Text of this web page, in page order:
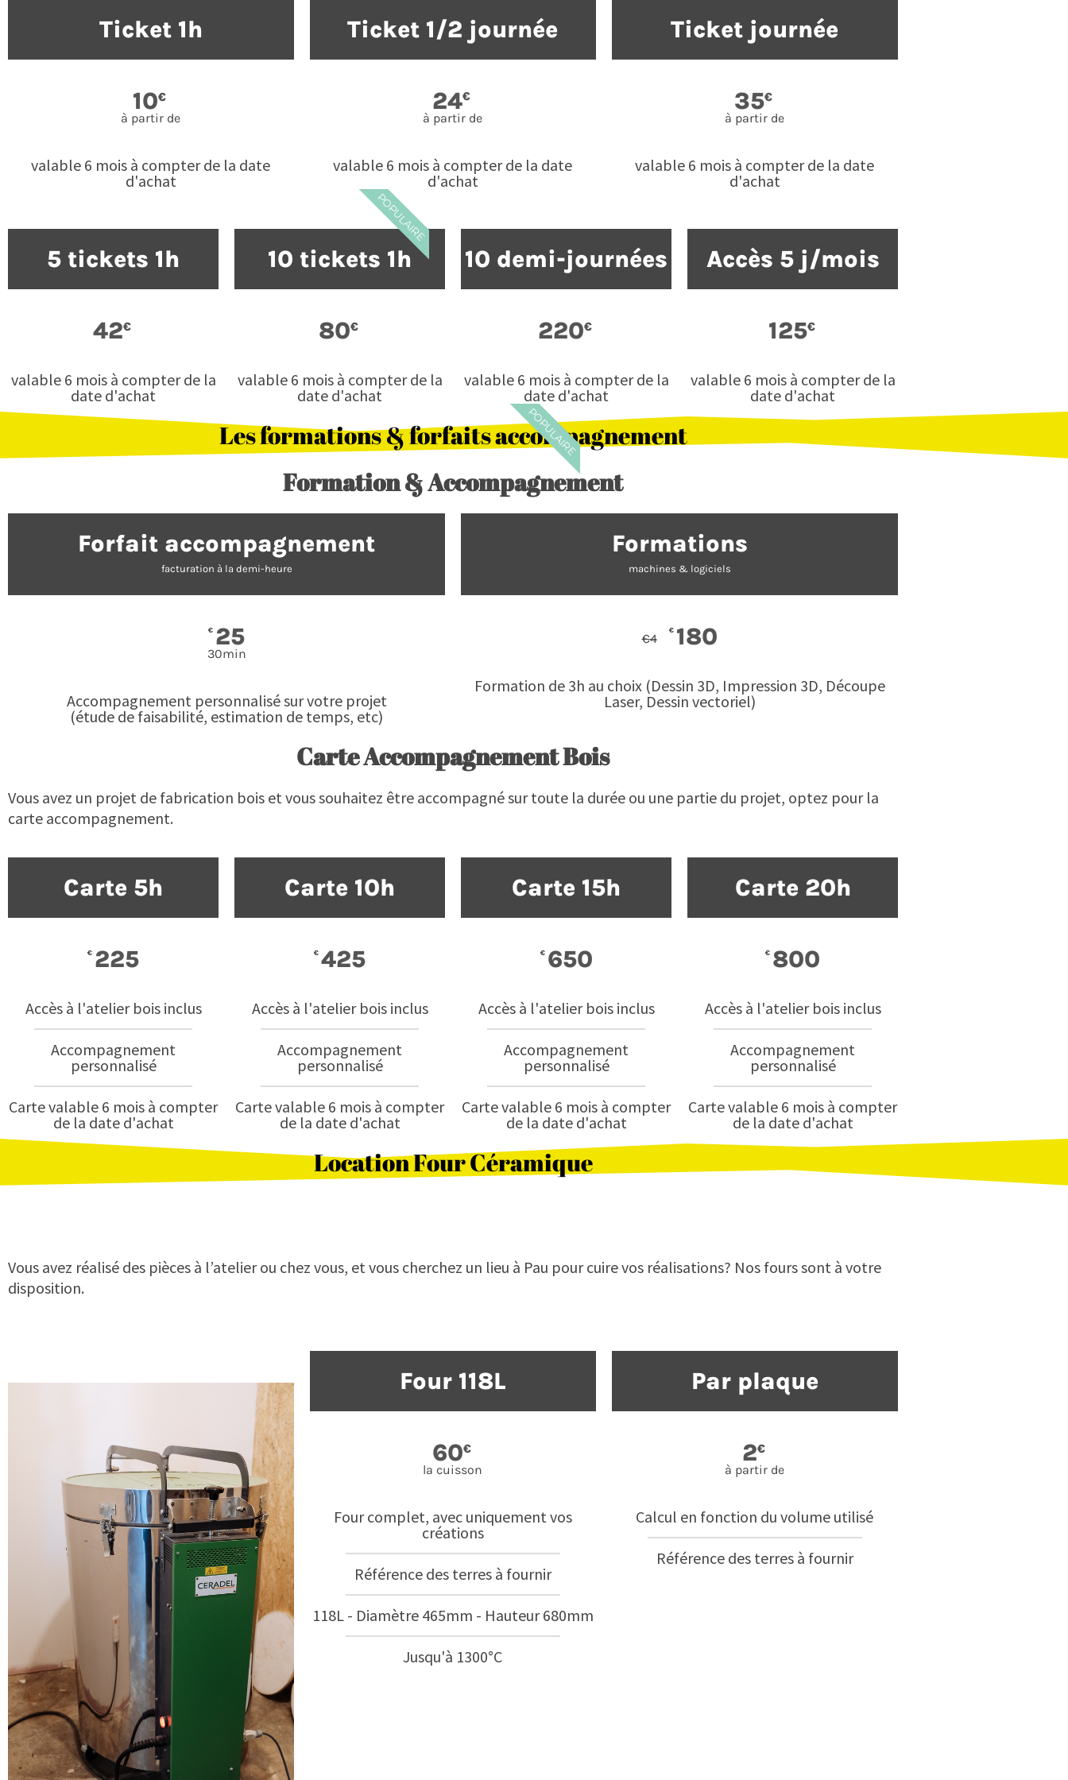
Ticket 1h
10€
à partir de
valable 6 mois à compter de la date
d'achat
Ticket 1/2 journée
24€
à partir de
valable 6 mois à compter de la date
d'achat
POPULAIRE
Ticket journée
35€
à partir de
valable 6 mois à compter de la date
d'achat
5 tickets 1h
42€
valable 6 mois à compter de la
date d'achat
10 tickets 1h
80€
valable 6 mois à compter de la
date d'achat
10 demi-journées
220€
valable 6 mois à compter de la
date d'achat
POPULAIRE
Accès 5 j/mois
125€
valable 6 mois à compter de la
date d'achat
Les formations & forfaits accompagnement
Formation & Accompagnement
Forfait accompagnement
facturation à la demi-heure
€ 25
30min
Accompagnement personnalisé sur votre projet
(étude de faisabilité, estimation de temps, etc)
Formations
machines & logiciels
€4
€ 180
Formation de 3h au choix (Dessin 3D, Impression 3D, Découpe
Laser, Dessin vectoriel)
Carte Accompagnement Bois
Vous avez un projet de fabrication bois et vous souhaitez être accompagné sur toute la durée ou une partie du projet, optez pour la
carte accompagnement.
Carte 5h
€ 225
Accès à l'atelier bois inclus
Accompagnement
personnalisé
Carte valable 6 mois à compter
de la date d'achat
Carte 10h
€ 425
Accès à l'atelier bois inclus
Accompagnement
personnalisé
Carte valable 6 mois à compter
de la date d'achat
Carte 15h
€ 650
Accès à l'atelier bois inclus
Accompagnement
personnalisé
Carte valable 6 mois à compter
de la date d'achat
Carte 20h
€ 800
Accès à l'atelier bois inclus
Accompagnement
personnalisé
Carte valable 6 mois à compter
de la date d'achat
Location Four Céramique
Vous avez réalisé des pièces à l’atelier ou chez vous, et vous cherchez un lieu à Pau pour cuire vos réalisations? Nos fours sont à votre
disposition.
Four 118L
60€
la cuisson
Four complet, avec uniquement vos
créations
Référence des terres à fournir
118L - Diamètre 465mm - Hauteur 680mm
Jusqu'à 1300°C
Par plaque
2€
à partir de
Calcul en fonction du volume utilisé
Référence des terres à fournir